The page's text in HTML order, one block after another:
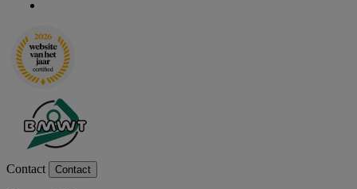
Contact Contact